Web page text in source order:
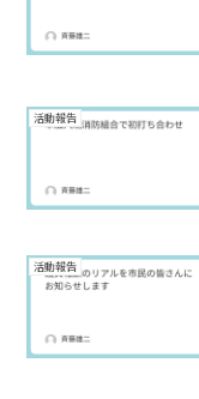
活動報告
活動報告